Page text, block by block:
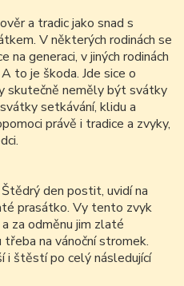
a tradic jako snad s
V některých rodinách se
na generaci, v jiných rodinách
to je škoda. Jde sice o
skutečně neměly být svátky
setkávání, klidu a
právě i tradice a zvyky,
den postit, uvidí na
prasátko. Vy tento zvyk
za odměnu jim zlaté
na vánoční stromek.
i štěstí po celý následující